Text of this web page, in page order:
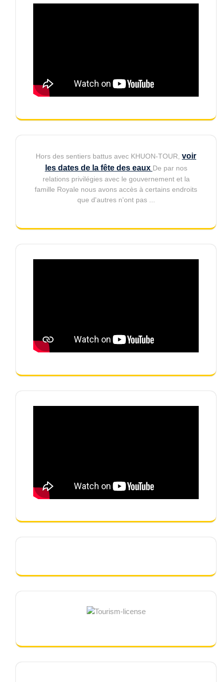
Hors des sentiers battus avec KHUON-TOUR, voir
les dates de la fête des eaux De par nos
relations privilégies avec le gouvernement et la
famille Royale nous avons accès à certains endroits
que d'autres n'ont pas ...